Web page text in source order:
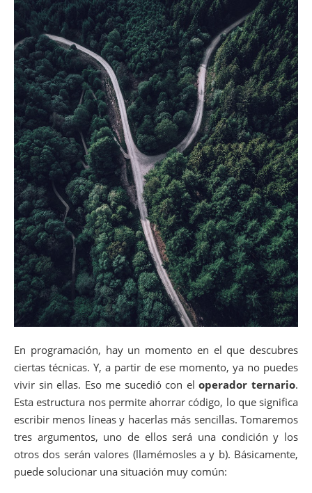
En programación, hay un momento en el que descubres
ciertas técnicas. Y, a partir de ese momento, ya no puedes
vivir sin ellas. Eso me sucedió con eloperador ternario.
Esta estructura nos permite ahorrar código, lo que significa
escribir menos líneas y hacerlas más sencillas. Tomaremos
tres argumentos, uno de ellos será una condición y los
otros dos serán valores (llamémosles a y b). Básicamente,
puede solucionar una situación muy común: